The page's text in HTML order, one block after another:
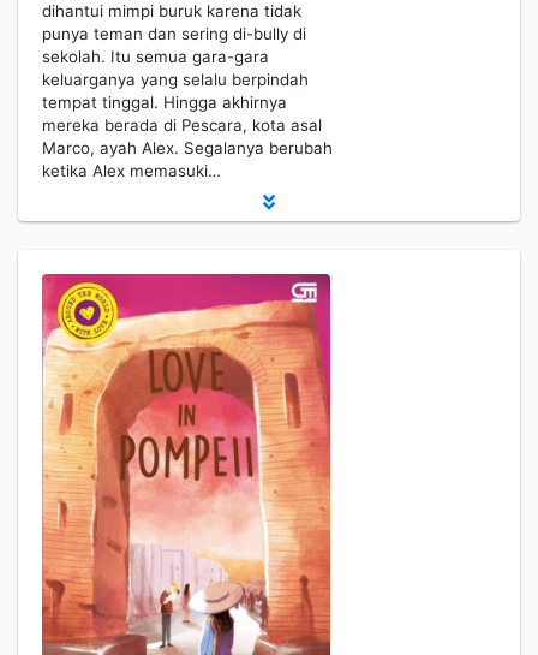
dihantui mimpi buruk karena tidak
punya teman dan sering di-bully di
sekolah. Itu semua gara-gara
keluarganya yang selalu berpindah
tempat tinggal. Hingga akhirnya
mereka berada di Pescara, kota asal
Marco, ayah Alex. Segalanya berubah
ketika Alex memasuki…